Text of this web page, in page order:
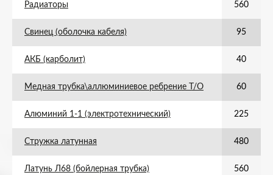
Радиаторы 560
Свинец (оболочка кабеля) 95
АКБ (карболит) 40
Медная трубка\аллюминиевое ребрение Т/О 60
Алюминий 1-1 (электротехнический) 225
Стружка латунная 480
Латунь Л68 (бойлерная трубка) 560